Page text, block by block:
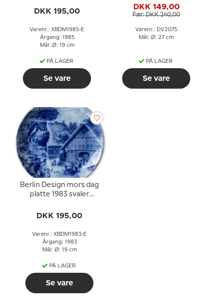
DKK 195,00
Varenr.: XBDM1985-E
Årgang: 1985
Mål: Ø: 19 cm
PÅ LAGER
Se vare
DKK 149,00
Før: DKK 240,00
Varenr.: DV2075
Mål: Ø: 27 cm
PÅ LAGER
Se vare
Berlin Design mors dag
platte 1983 svaler
DKK 195,00
Varenr.: XBDM1983-E
Årgang: 1983
Mål: Ø: 19 cm
PÅ LAGER
Se vare